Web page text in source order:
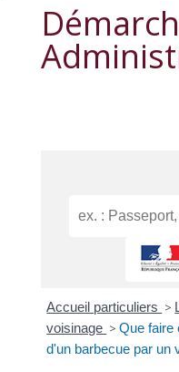
Accueil particuliers >
voisinage > Que faire
d'un barbecue par un